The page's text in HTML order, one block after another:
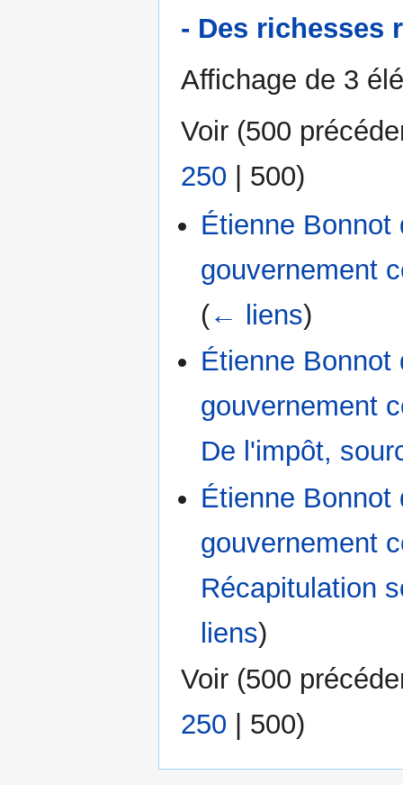
- Des richesses
Affichage de 3
Voir (500
250 | 500)
Étienne Bonnot
gouvernement
(← liens)
Étienne Bonnot
gouvernement
De l'impôt,
Étienne Bonnot
gouvernement
Récapitulation
liens)
Voir (500
250
500)